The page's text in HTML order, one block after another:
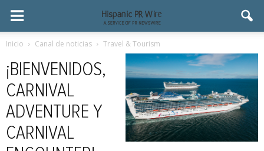
Inicio Canal de noticias Travel & Tourism
¡BIENVENIDOS,
CARNIVAL
ADVENTURE Y
CARNIVAL